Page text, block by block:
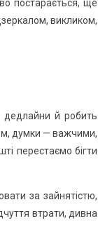
постарається, ще
викликом,
дедлайни й робить
думки — важчими,
перестаємо бігти
за зайнятістю,
втрати, дивна